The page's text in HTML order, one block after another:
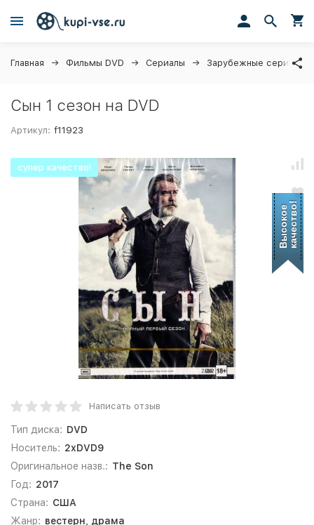
Главная Фильмы DVD Сериалы Зарубежные сериалы
Сын 1 сезон на DVD
Артикул: f11923
супер качество!
Высокоекачество!
Написать отзыв
Тип диска: DVD
Носитель: 2xDVD9
Оригинальное назв.: The Son
Год: 2017
Страна: США
Жанр: вестерн, драма